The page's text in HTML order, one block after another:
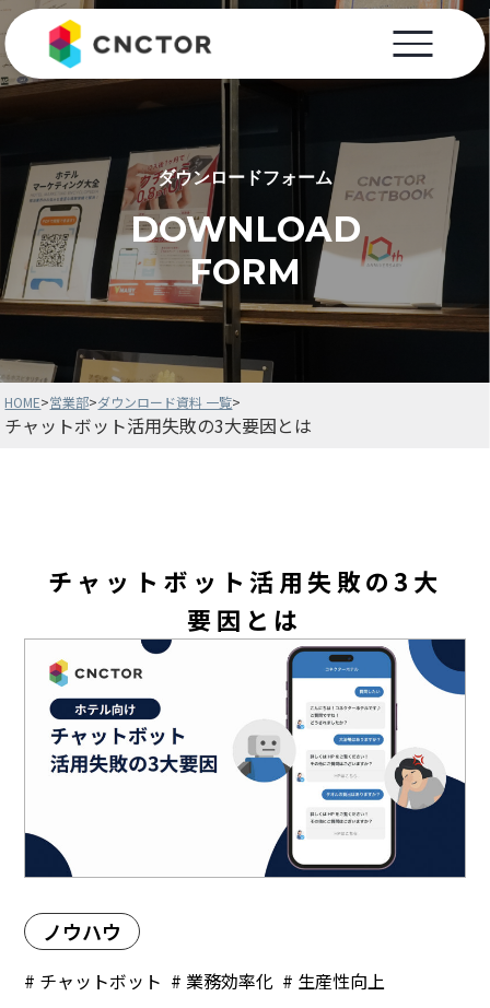
ダウンロードフォーム
DOWNLOAD
FORM
HOME>営業部>ダウンロード資料 一覧>
チャットボット活用失敗の3大要因とは
チャットボット活用失敗の3大
要因とは
ノウハウ
# チャットボット # 業務効率化 # 生産性向上